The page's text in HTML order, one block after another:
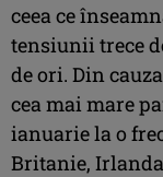
ceea ce
tensiunii trece
de ori. Din
cea mai mare
ianuarie la o
Britanie,